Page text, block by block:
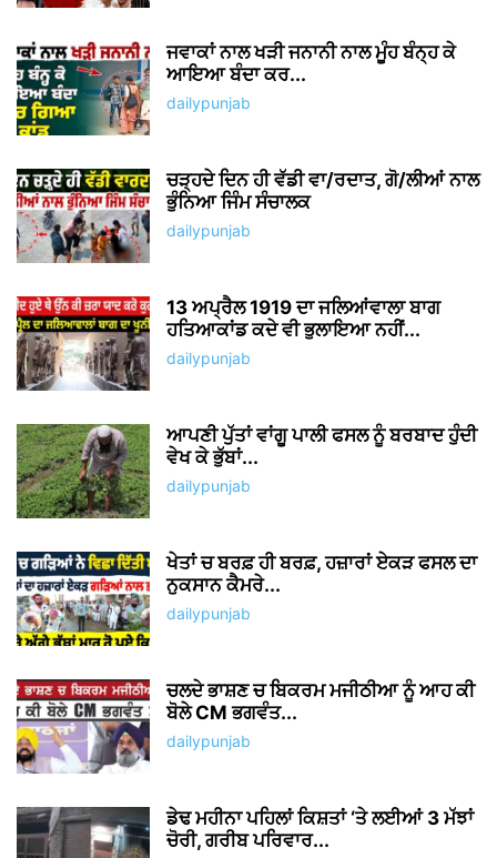
ਜਵਾਕਾਂ ਨਾਲ ਖੜੀ ਜਨਾਨੀ ਨਾਲ ਮੂੰਹ ਬੰਨ੍ਹ ਕੇ
ਆਇਆ ਬੰਦਾ ਕਰ...
dailypunjab
ਚੜ੍ਹਦੇ ਦਿਨ ਹੀ ਵੱਡੀ ਵਾ/ਰਦਾਤ, ਗੋ/ਲੀਆਂ ਨਾਲ
ਭੁੰਨਿਆ ਜਿੰਮ ਸੰਚਾਲਕ
dailypunjab
13 ਅਪ੍ਰੈਲ 1919 ਦਾ ਜਲਿਆਂਵਾਲਾ ਬਾਗ
ਹਤਿਆਕਾਂਡ ਕਦੇ ਵੀ ਭੁਲਾਇਆ ਨਹੀਂ...
dailypunjab
ਆਪਣੀ ਪੁੱਤਾਂ ਵਾਂਗੂ ਪਾਲੀ ਫਸਲ ਨੂੰ ਬਰਬਾਦ ਹੁੰਦੀ
ਵੇਖ ਕੇ ਭੁੱਬਾਂ...
dailypunjab
ਖੇਤਾਂ ਚ ਬਰਫ਼ ਹੀ ਬਰਫ਼, ਹਜ਼ਾਰਾਂ ਏਕੜ ਫਸਲ ਦਾ
ਨੁਕਸਾਨ ਕੈਮਰੇ...
dailypunjab
ਚਲਦੇ ਭਾਸ਼ਣ ਚ ਬਿਕਰਮ ਮਜੀਠੀਆ ਨੂੰ ਆਹ ਕੀ
ਬੋਲੇ CM ਭਗਵੰਤ...
dailypunjab
ਡੇਢ ਮਹੀਨਾ ਪਹਿਲਾਂ ਕਿਸ਼ਤਾਂ ‘ਤੇ ਲਈਆਂ 3 ਮੱਝਾਂ
ਚੋਰੀ, ਗਰੀਬ ਪਰਿਵਾਰ...